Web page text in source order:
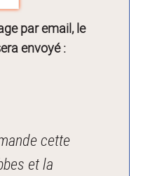
par email, le
envoyé :
cette
et la